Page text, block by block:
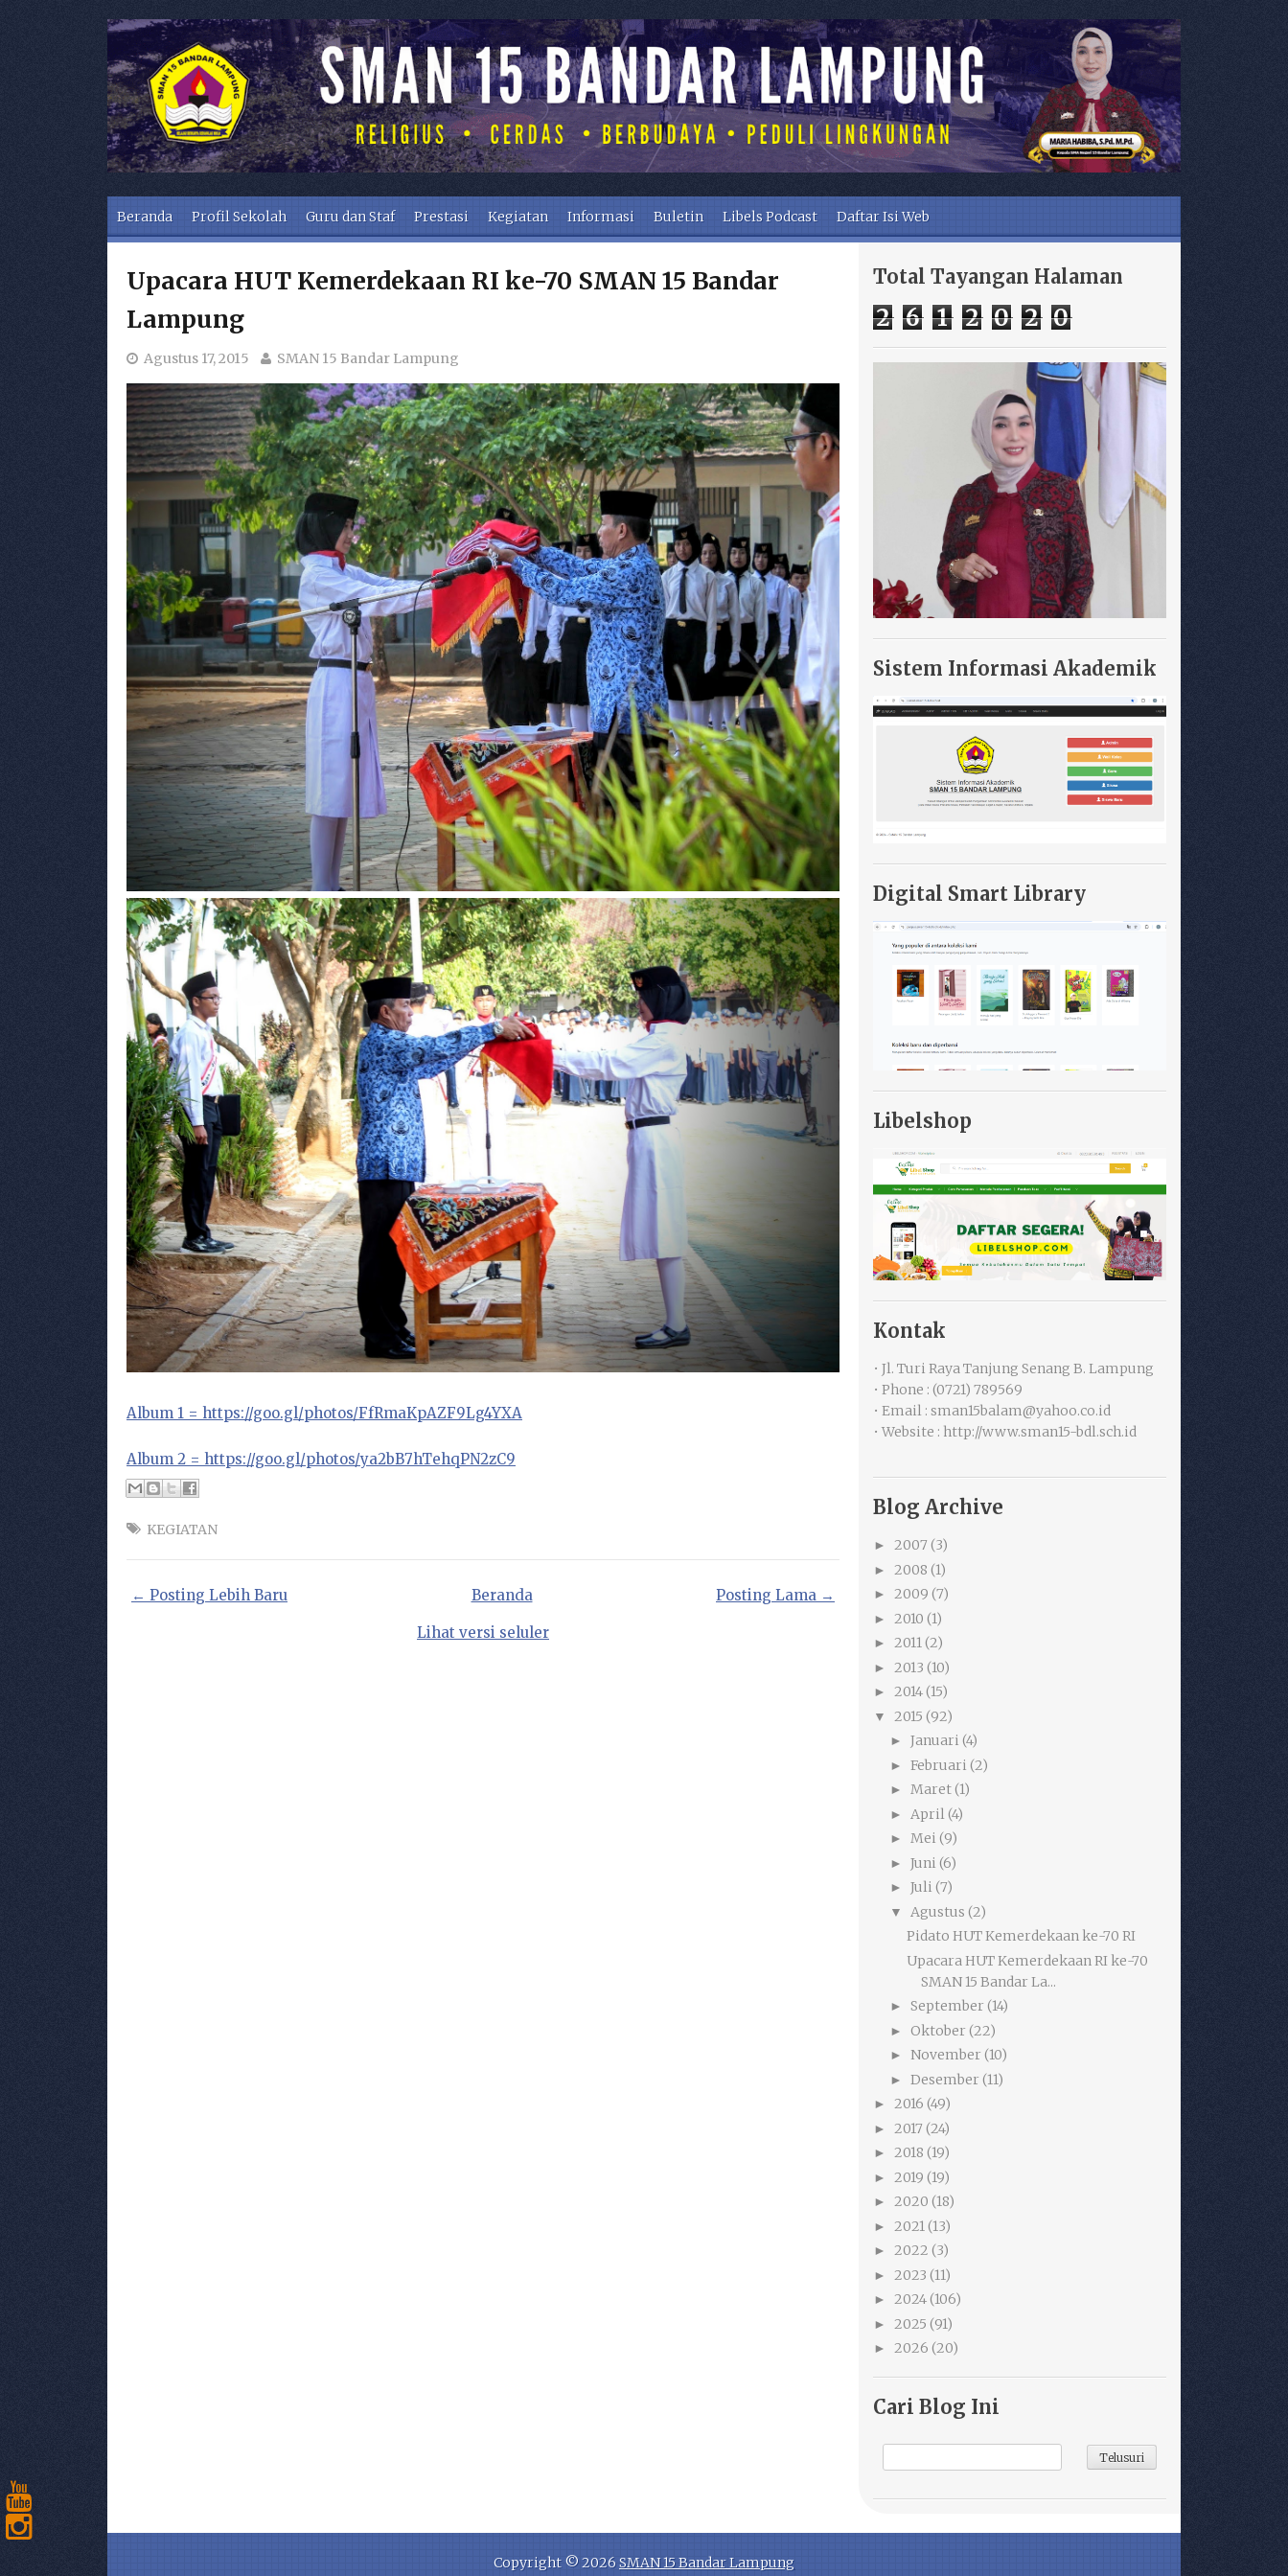
Skip to content
Beranda Profil Sekolah Guru dan Staf Prestasi Kegiatan Informasi Buletin Libels Podcast Daftar Isi Web
Upacara HUT Kemerdekaan RI ke-70 SMAN 15 Bandar
Lampung
Agustus 17, 2015 SMAN 15 Bandar Lampung
Album 1 = https://goo.gl/photos/FfRmaKpAZF9Lg4YXA
Album 2 = https://goo.gl/photos/ya2bB7hTehqPN2zC9
KEGIATAN
← Posting Lebih Baru Posting Lama →
Beranda
Lihat versi seluler
Total Tayangan Halaman
2 6 1 2 0 2 0
Sistem Informasi Akademik
Digital Smart Library
Libelshop
Kontak
• Jl. Turi Raya Tanjung Senang B. Lampung
• Phone : (0721) 789569
• Email : sman15balam@yahoo.co.id
• Website : http://www.sman15-bdl.sch.id
Blog Archive
► 2007 (3)
► 2008 (1)
► 2009 (7)
► 2010 (1)
► 2011(2)
► 2013 (10)
► 2014(15)
▼ 2015 (92)
► Januari (4)
► Februari (2)
► Maret(1)
► April(4)
► Mei (9)
► Juni (6)
► Juli (7)
▼ Agustus (2)
Pidato HUT Kemerdekaan ke-70 RI
Upacara HUT Kemerdekaan RI ke-70
SMAN 15 Bandar La...
► September (14)
► Oktober (22)
► November (10)
► Desember (11)
► 2016 (49)
► 2017 (24)
► 2018 (19)
► 2019 (19)
► 2020 (18)
► 2021(13)
► 2022 (3)
► 2023 (11)
► 2024(106)
► 2025 (91)
► 2026 (20)
Cari Blog Ini
Copyright ©2026SMAN 15 Bandar Lampung